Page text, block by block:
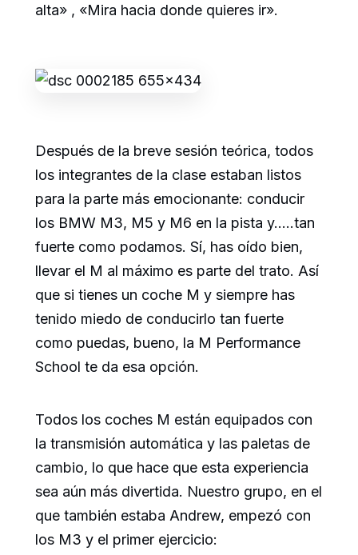
alta» , «Mira hacia donde quieres ir».
Después de la breve sesión teórica, todos
los integrantes de la clase estaban listos
para la parte más emocionante: conducir
los BMW M3, M5 y M6 en la pista y…..tan
fuerte como podamos. Sí, has oído bien,
llevar el M al máximo es parte del trato. Así
que si tienes un coche M y siempre has
tenido miedo de conducirlo tan fuerte
como puedas, bueno, la M Performance
School te da esa opción.
Todos los coches M están equipados con
la transmisión automática y las paletas de
cambio, lo que hace que esta experiencia
sea aún más divertida. Nuestro grupo, en el
que también estaba Andrew, empezó con
los M3 y el primer ejercicio: